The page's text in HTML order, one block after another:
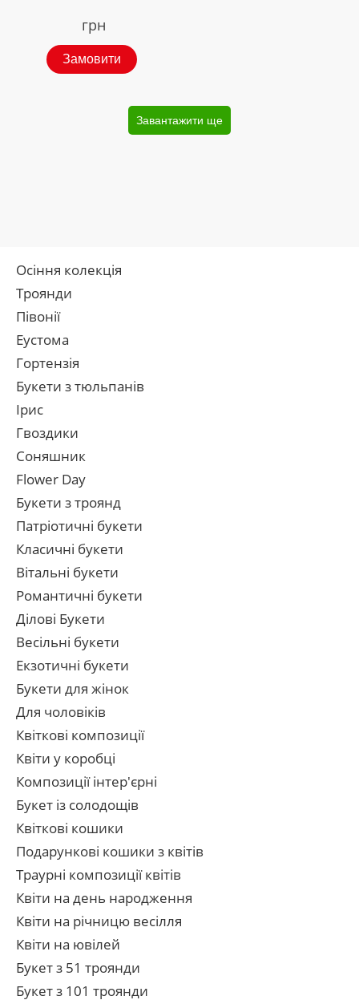
грн
Замовити
Завантажити ще
Осіння колекція
Троянди
Півонії
Еустома
Гортензія
Букети з тюльпанів
Ірис
Гвоздики
Соняшник
Flower Day
Букети з троянд
Патріотичні букети
Класичні букети
Вітальні букети
Романтичні букети
Ділові Букети
Весільні букети
Екзотичні букети
Букети для жінок
Для чоловіків
Квіткові композиції
Квіти у коробці
Композиції інтер'єрні
Букет із солодощів
Квіткові кошики
Подарункові кошики з квітів
Траурні композиції квітів
Квіти на день народження
Квіти на річницю весілля
Квіти на ювілей
Букет з 51 троянди
Букет з 101 троянди